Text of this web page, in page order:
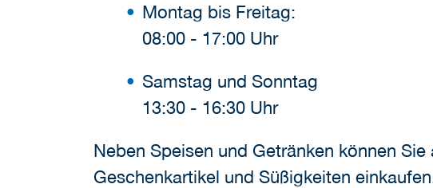
Montag bis Freitag:
08:00 - 17:00 Uhr
Samstag und Sonntag
13:30 - 16:30 Uhr
Neben Speisen und Getränken können
Geschenkartikel und Süßigkeiten